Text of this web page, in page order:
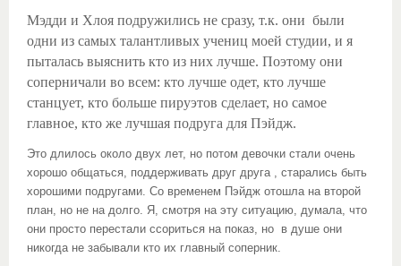
Мэдди и Хлоя подружились не сразу, т.к. они были
одни из самых талантливых учениц моей студии, и я
пыталась выяснить кто из них лучше. Поэтому они
соперничали во всем: кто лучше одет, кто лучше
станцует, кто больше пируэтов сделает, но самое
главное, кто же лучшая подруга для Пэйдж.
Это длилось около двух лет, но потом девочки стали очень
хорошо общаться, поддерживать друг друга , старались быть
хорошими подругами. Со временем Пэйдж отошла на второй
план, но не на долго. Я, смотря на эту ситуацию, думала, что
они просто перестали ссориться на показ, но в душе они
никогда не забывали кто их главный соперник.